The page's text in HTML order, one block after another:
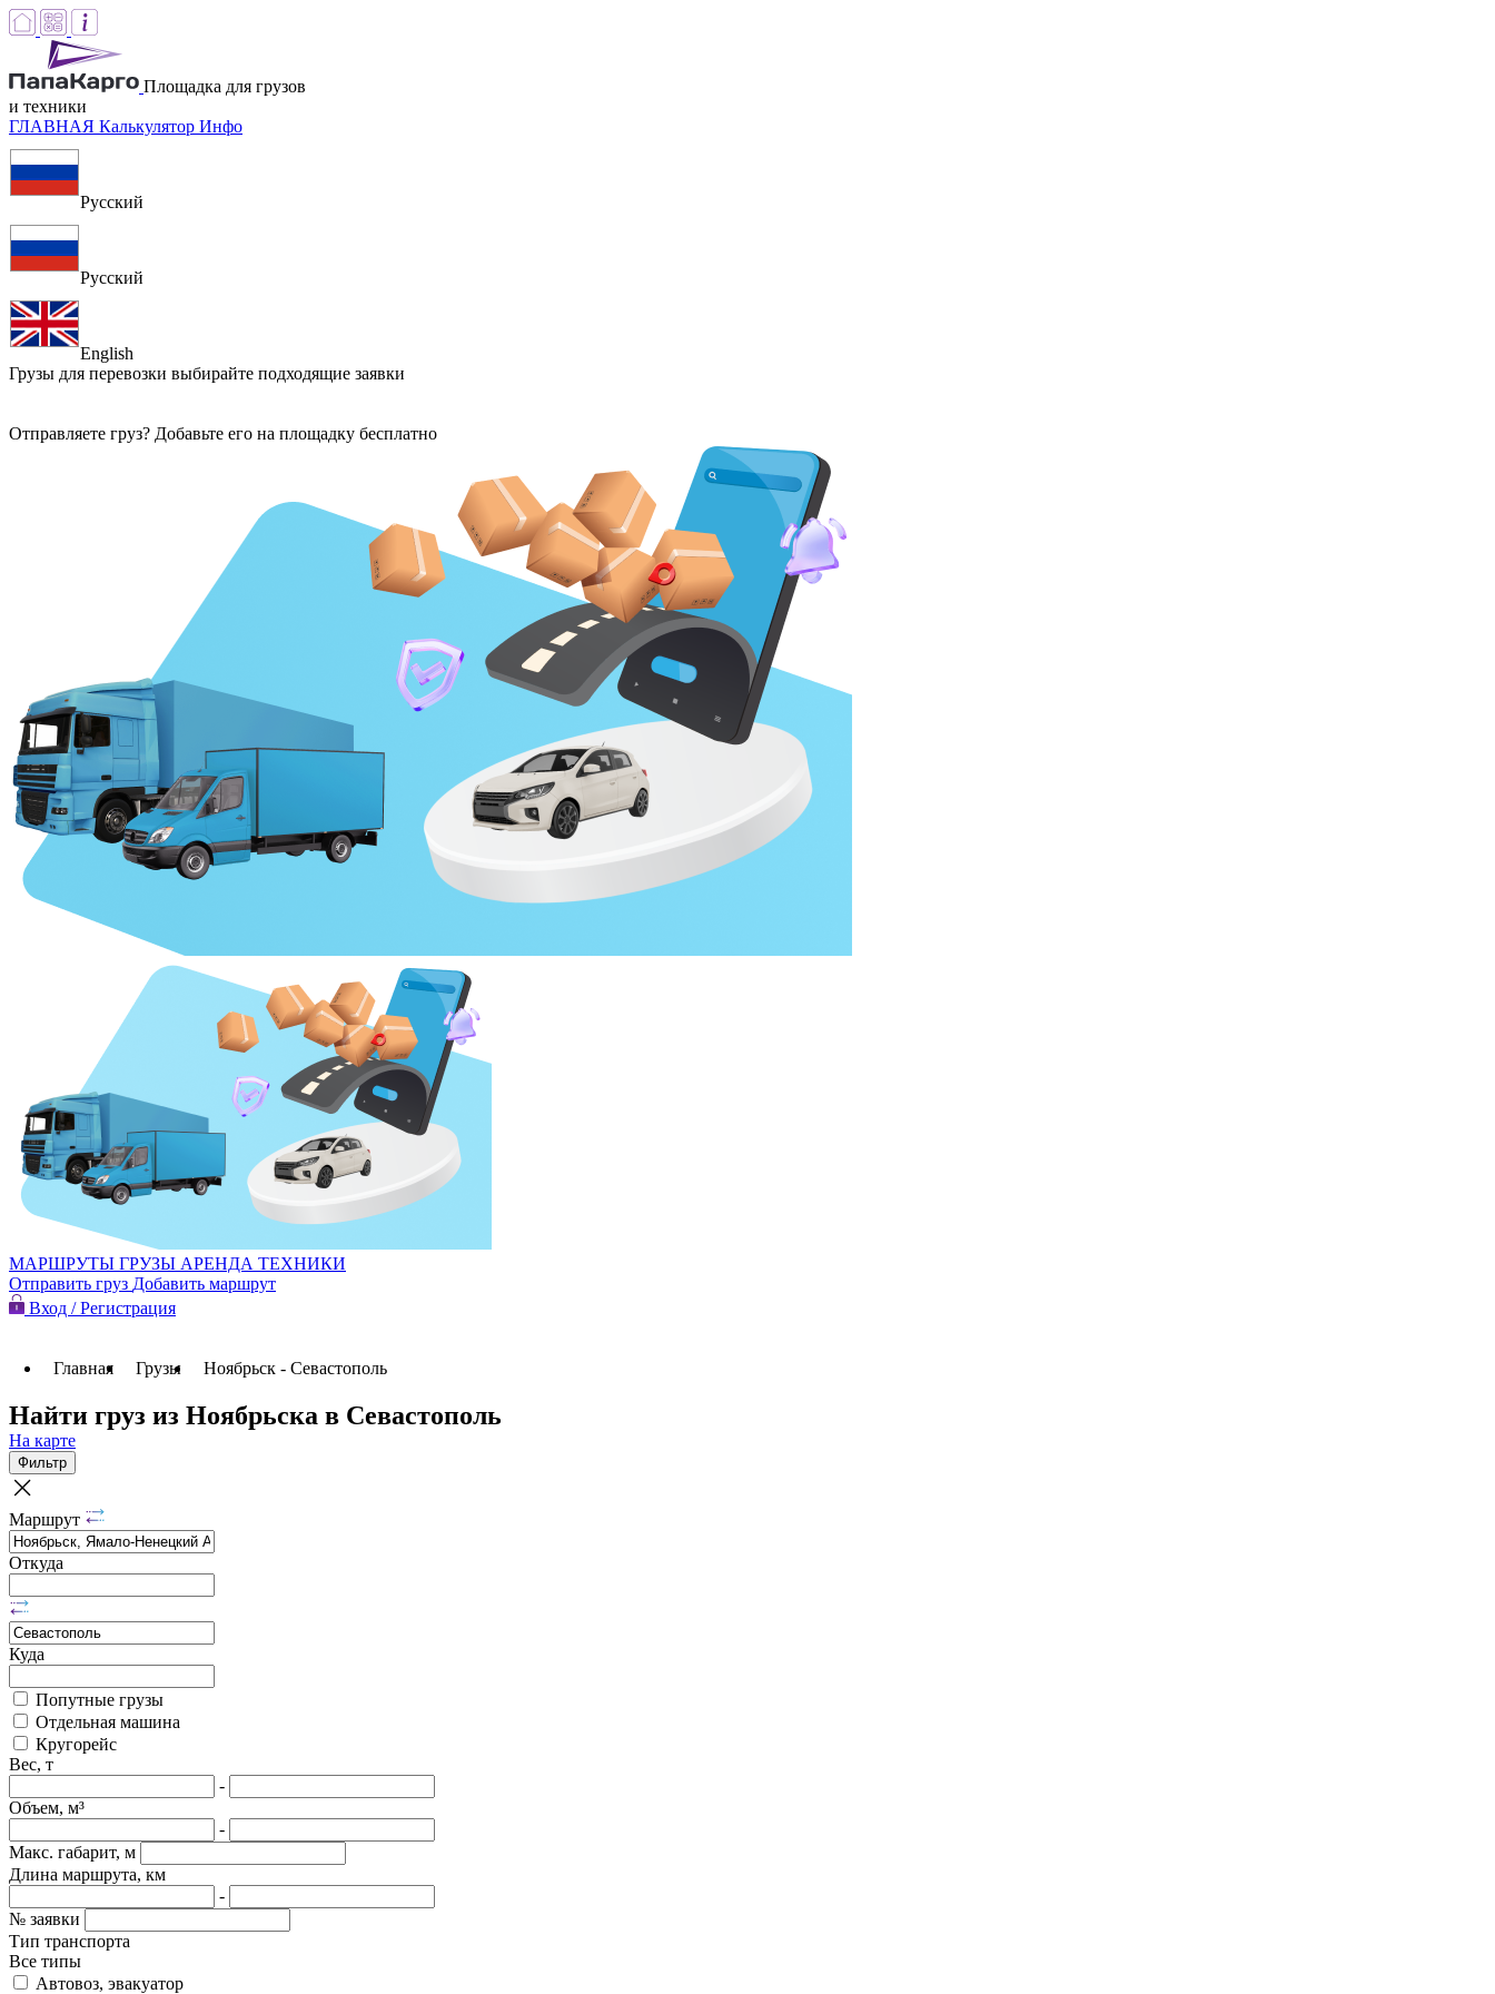
Площадка для грузов
и техники
ГЛАВНАЯ Калькулятор Инфо
Русский
Русский
English
Грузы для перевозки выбирайте подходящие заявки
Отправляете груз? Добавьте его на площадку бесплатно
МАРШРУТЫ ГРУЗЫ АРЕНДА ТЕХНИКИ
Отправить груз Добавить маршрут
Вход / Регистрация
Главная Грузы Ноябрьск - Севастополь
Найти груз из Ноябрьска в Севастополь
На карте
Фильтр
Маршрут
Откуда
Куда
Попутные грузы
Отдельная машина
Кругорейс
Вес, т
-
Объем, м³
-
Макс. габарит, м
Длина маршрута, км
-
№ заявки
Тип транспорта
Все типы
Автовоз, эвакуатор